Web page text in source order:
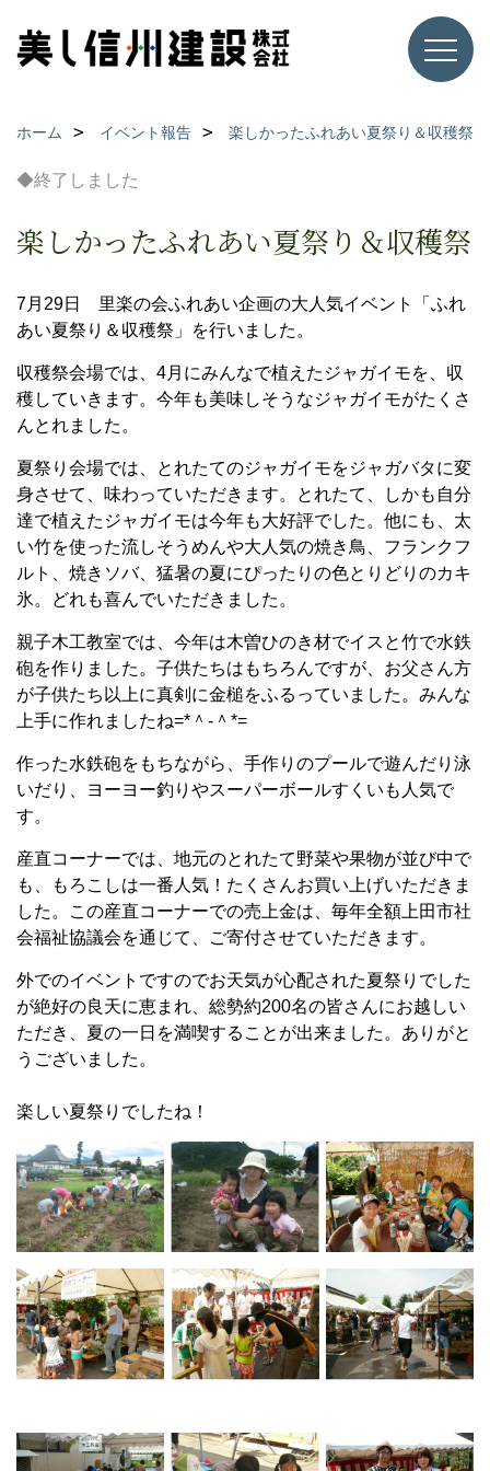
ホーム イベント報告 楽しかったふれあい夏祭り＆収穫祭
◆終了しました
楽しかったふれあい夏祭り＆収穫祭
7月29日 里楽の会ふれあい企画の大人気イベント「ふれ
あい夏祭り＆収穫祭」を行いました。
収穫祭会場では、4月にみんなで植えたジャガイモを、収
穫していきます。今年も美味しそうなジャガイモがたくさ
んとれました。
夏祭り会場では、とれたてのジャガイモをジャガバタに変
身させて、味わっていただきます。とれたて、しかも自分
達で植えたジャガイモは今年も大好評でした。他にも、太
い竹を使った流しそうめんや大人気の焼き鳥、フランクフ
ルト、焼きソバ、猛暑の夏にぴったりの色とりどりのカキ
氷。どれも喜んでいただきました。
親子木工教室では、今年は木曽ひのき材でイスと竹で水鉄
砲を作りました。子供たちはもちろんですが、お父さん方
が子供たち以上に真剣に金槌をふるっていました。みんな
上手に作れましたね=*＾-＾*=
作った水鉄砲をもちながら、手作りのプールで遊んだり泳
いだり、ヨーヨー釣りやスーパーボールすくいも人気で
す。
産直コーナーでは、地元のとれたて野菜や果物が並び中で
も、もろこしは一番人気！たくさんお買い上げいただきま
した。この産直コーナーでの売上金は、毎年全額上田市社
会福祉協議会を通じて、ご寄付させていただきます。
外でのイベントですのでお天気が心配された夏祭りでした
が絶好の良天に恵まれ、総勢約200名の皆さんにお越しい
ただき、夏の一日を満喫することが出来ました。ありがと
うございました。
楽しい夏祭りでしたね！